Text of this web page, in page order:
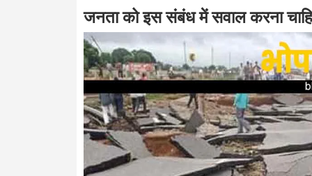
जनता को इस संबंध में सवाल करना